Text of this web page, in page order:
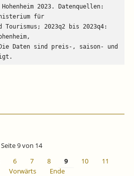
2023. Datenquellen:
für
2023q2 bis 2023q4:
Daten sind preis‐, saison‐ und
Seite 9 von 14
6 7 8 9 10
11
Vorwärts Ende